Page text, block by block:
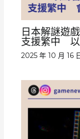
日本解謎遊
支援繁中 以
2025 年 10 月 16